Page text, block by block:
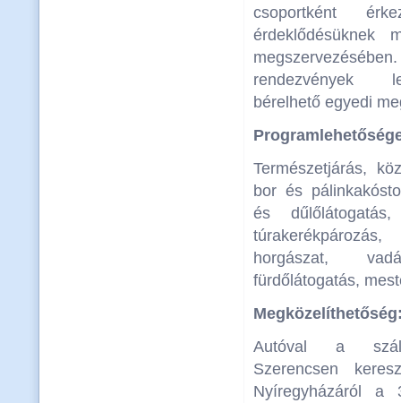
csoportként
érdeklődésüknek
rendezvények
bérelhető egyedi
Természetjárás,
bor és
és
horgászat,
fürdőlátogatás,
Autóval a
Szerencsen
Nyíregyházáról a